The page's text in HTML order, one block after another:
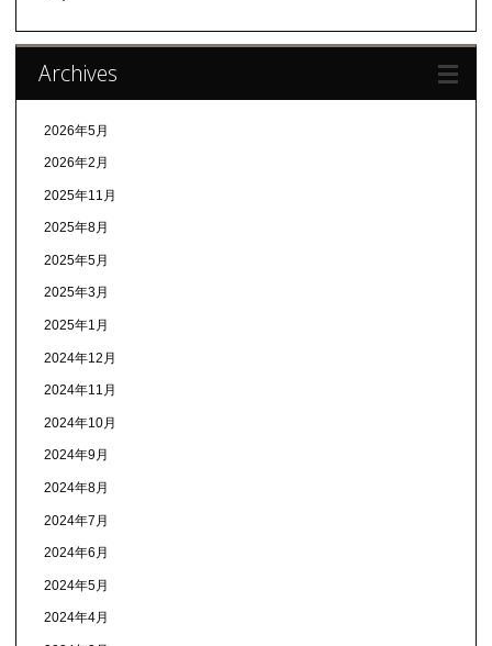
Archives
2026年5月
2026年2月
2025年11月
2025年8月
2025年5月
2025年3月
2025年1月
2024年12月
2024年11月
2024年10月
2024年9月
2024年8月
2024年7月
2024年6月
2024年5月
2024年4月